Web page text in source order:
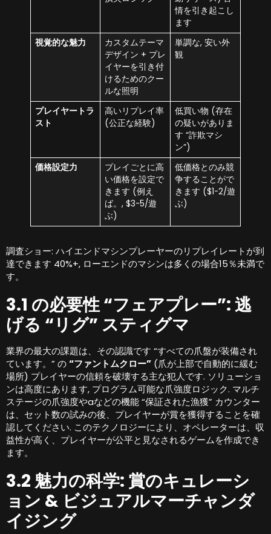
情を引き起こし
ます
視覚的な魅力
カスタムテーマ
デザイン + プレ
イヤーを引き付
けるためのクー
ルな照明
単調な, 安い外
観
プレイヤートラ
スト
高いリプレイ率
(公正な経験)
低買い物 (存在
の疑いがありま
す “詐欺マシ
ン”)
価格設定力
プレイごとに高
い価格を設定で
きます (例え
ば。, $3-5/遊
ぶ)
低価格とのみ競
争することがで
きます ($1-2/遊
ぶ)
調査ショー: ハイエンドマシンプレーヤーのリプレイレートが到
達できます 40%+, ローエンドのマシンは多くの場合15％未満で
す。
3.1 の必要性 “フェアプレー”: 逃
げる “リグ” スティグマ
業界の最大の課題は、その認識です “すべての爪盤が装備され
ています。” の“ファントムクロー” (爪が上部で自動的に緩む
場所) プレイヤーの信頼を破壊する主な犯人です. ソリューショ
ンは高度にあります, プログラム可能な爪強度ロジック. マルチ
ステージの爪強度やaなどの機能 “保証された漁獲” カウンター
は、セット数の試みの後、プレイヤーが賞を獲得することを確
認してください. このテクノロジーにより、オペレーターは、収
益性が高く、プレイヤーが公平と見なされるゲームを作成でき
ます。
3.2 魅力の科学: 賞のキュレーシ
ョン & ビジュアルマーチャンダ
イジング